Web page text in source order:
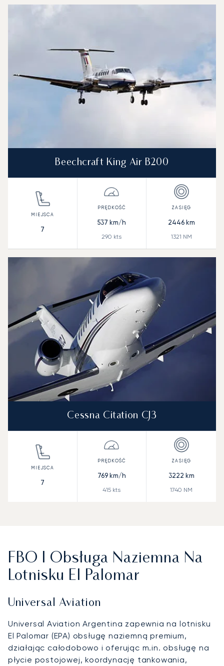
Beechcraft King Air B200
7
537 km/h
290 kts
2446km
1321 NM
Cessna Citation CJ3
7
769km/h
415 kts
3222 km
1740 NM
FBO I Obsługa Naziemna Na
Lotnisku El Palomar
Universal Aviation
Universal Aviation Argentina zapewnia na lotnisku
El Palomar (EPA) obsługę naziemną premium,
działając całodobowo i oferując m.in. obsługę na
płycie postojowej, koordynację tankowania,